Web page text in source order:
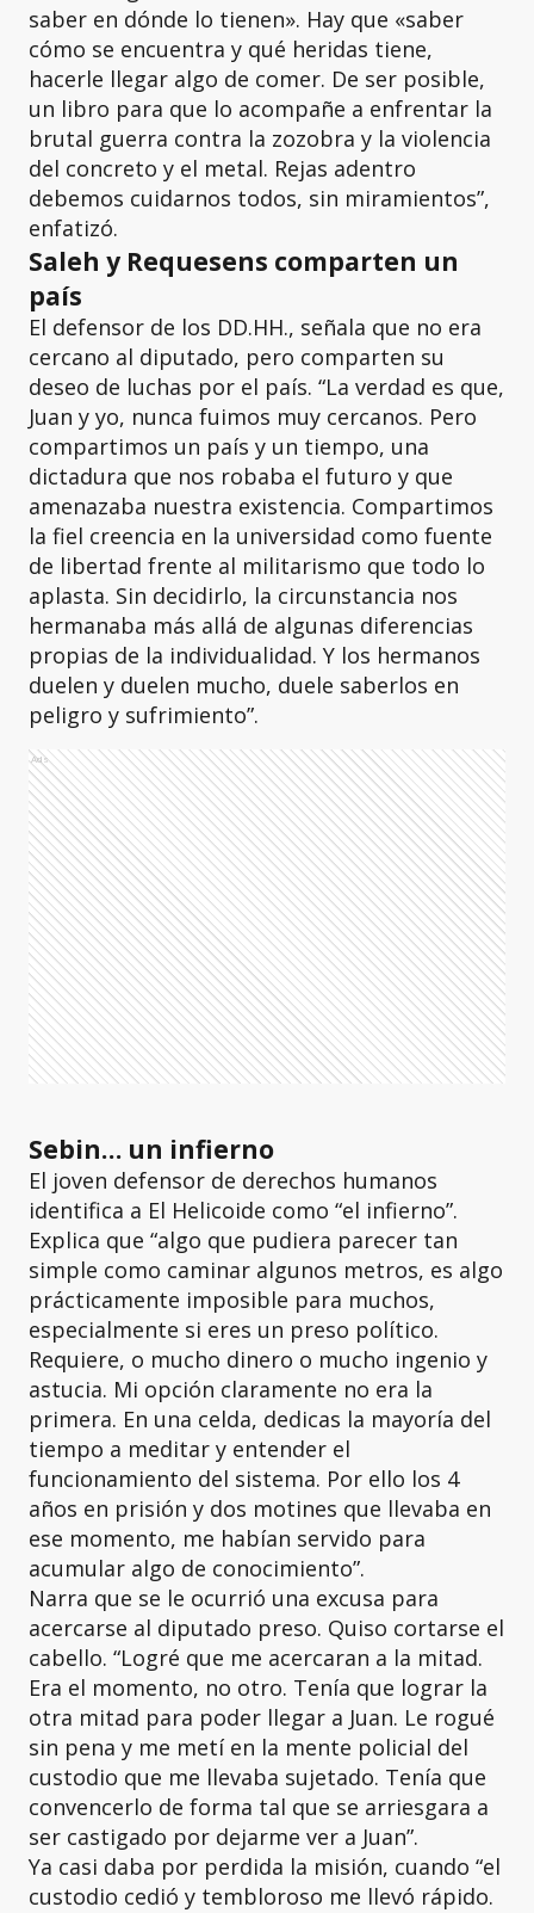
saber en dónde lo tienen». Hay que «saber
cómo se encuentra y qué heridas tiene,
hacerle llegar algo de comer. De ser posible,
un libro para que lo acompañe a enfrentar la
brutal guerra contra la zozobra y la violencia
del concreto y el metal. Rejas adentro
debemos cuidarnos todos, sin miramientos”,
enfatizó.
Saleh y Requesens comparten un
país
El defensor de los DD.HH., señala que no era
cercano al diputado, pero comparten su
deseo de luchas por el país. “La verdad es que,
Juan y yo, nunca fuimos muy cercanos. Pero
compartimos un país y un tiempo, una
dictadura que nos robaba el futuro y que
amenazaba nuestra existencia. Compartimos
la fiel creencia en la universidad como fuente
de libertad frente al militarismo que todo lo
aplasta. Sin decidirlo, la circunstancia nos
hermanaba más allá de algunas diferencias
propias de la individualidad. Y los hermanos
duelen y duelen mucho, duele saberlos en
peligro y sufrimiento”.
Ads
Sebin… un infierno
El joven defensor de derechos humanos
identifica a El Helicoide como “el infierno”.
Explica que “algo que pudiera parecer tan
simple como caminar algunos metros, es algo
prácticamente imposible para muchos,
especialmente si eres un preso político.
Requiere, o mucho dinero o mucho ingenio y
astucia. Mi opción claramente no era la
primera. En una celda, dedicas la mayoría del
tiempo a meditar y entender el
funcionamiento del sistema. Por ello los 4
años en prisión y dos motines que llevaba en
ese momento, me habían servido para
acumular algo de conocimiento”.
Narra que se le ocurrió una excusa para
acercarse al diputado preso. Quiso cortarse el
cabello. “Logré que me acercaran a la mitad.
Era el momento, no otro. Tenía que lograr la
otra mitad para poder llegar a Juan. Le rogué
sin pena y me metí en la mente policial del
custodio que me llevaba sujetado. Tenía que
convencerlo de forma tal que se arriesgara a
ser castigado por dejarme ver a Juan”.
Ya casi daba por perdida la misión, cuando “el
custodio cedió y tembloroso me llevó rápido.